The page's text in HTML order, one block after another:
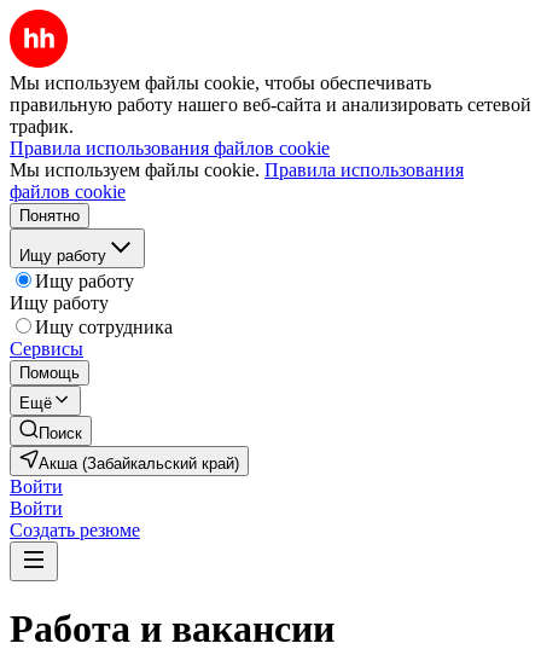
Мы используем файлы cookie, чтобы обеспечивать
правильную работу нашего веб-сайта и анализировать сетевой
трафик.
Правила использования файлов cookie
Мы используем файлы cookie. Правила использования
файлов cookie
Понятно
Ищу работу
Ищу работу
Ищу работу
Ищу сотрудника
Сервисы
Помощь
Ещё
Поиск
Акша (Забайкальский край)
Войти
Войти
Создать резюме
Работа и вакансии